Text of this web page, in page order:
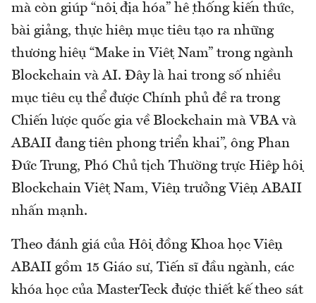
mà còn giúp “nội địa hóa” hệ thống kiến thức,
bài giảng, thực hiện mục tiêu tạo ra những
thương hiệu “Make in Việt Nam” trong ngành
Blockchain và AI. Đây là hai trong số nhiều
mục tiêu cụ thể được Chính phủ đề ra trong
Chiến lược quốc gia về Blockchain mà VBA và
ABAII đang tiên phong triển khai”, ông Phan
Đức Trung, Phó Chủ tịch Thường trực Hiệp hội
Blockchain Việt Nam, Viện trưởng Viện ABAII
nhấn mạnh.
Theo đánh giá của Hội đồng Khoa học Viện
ABAII gồm 15 Giáo sư, Tiến sĩ đầu ngành, các
khóa học của MasterTeck được thiết kế theo sát